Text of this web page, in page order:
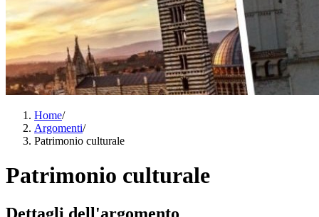
Home/
Argomenti/
Patrimonio culturale
Patrimonio culturale